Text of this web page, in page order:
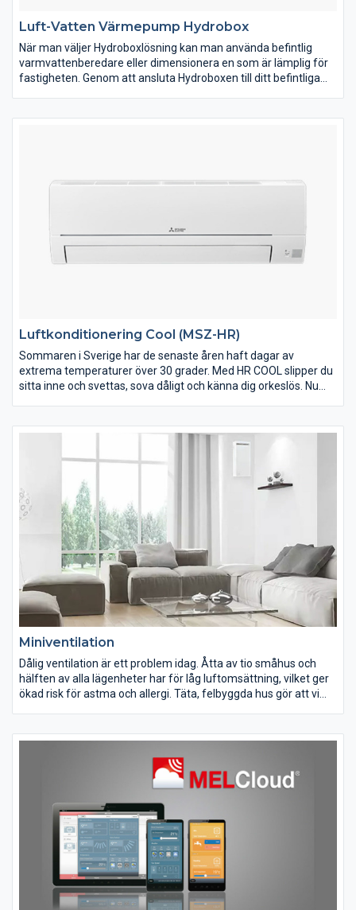
Luft-Vatten Värmepump Hydrobox
När man väljer Hydroboxlösning kan man använda befintlig
varmvattenberedare eller dimensionera en som är lämplig för
fastigheten. Genom att ansluta Hydroboxen till ditt befintliga
ditt hus. Innerdelen är inte mer än 0,8 meter hög, men är trots
Luftkonditionering Cool (MSZ-HR)
Sommaren i Sverige har de senaste åren haft dagar av
extrema temperaturer över 30 grader. Med HR COOL slipper du
sitta inne och svettas, sova dåligt och känna dig orkeslös. Nu
ett inomhusklimat anpassat för sommarens värmebölja blir
HR COOL kyler snabbt och energieffektivt ned ett varmt rum till
ett behagligt inomhusklimat. Då kall luft väger mer än varm luft
är luftflödet speciellt anpassat till kyla. Det gör att luften
effektivt når rummets alla utrymmen och du snabbt får den
önskade temperaturen.
Miniventilation
Dålig ventilation är ett problem idag. Åtta av tio småhus och
hälften av alla lägenheter har för låg luftomsättning, vilket ger
ökad risk för astma och allergi. Täta, felbyggda hus gör att vi
kostar onödiga tusenlappar. Även lukt, radon, mögel och röklukt
ventilationsaggregat som vädrar med stängda fönster!